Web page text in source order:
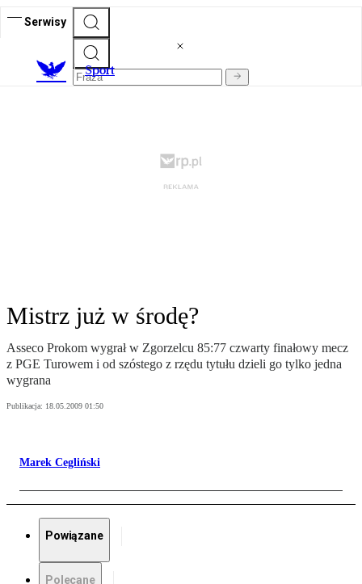
Serwisy
Sport
Mistrz już w środę?
Asseco Prokom wygrał w Zgorzelcu 85:77 czwarty finałowy mecz
z PGE Turowem i od szóstego z rzędu tytułu dzieli go tylko jedna
wygrana
Publikacja: 18.05.2009 01:50
Marek Cegliński
Powiązane
Polecane